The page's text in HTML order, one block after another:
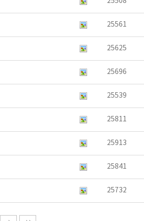
25561
25625
25696
25539
25811
25913
25841
25732